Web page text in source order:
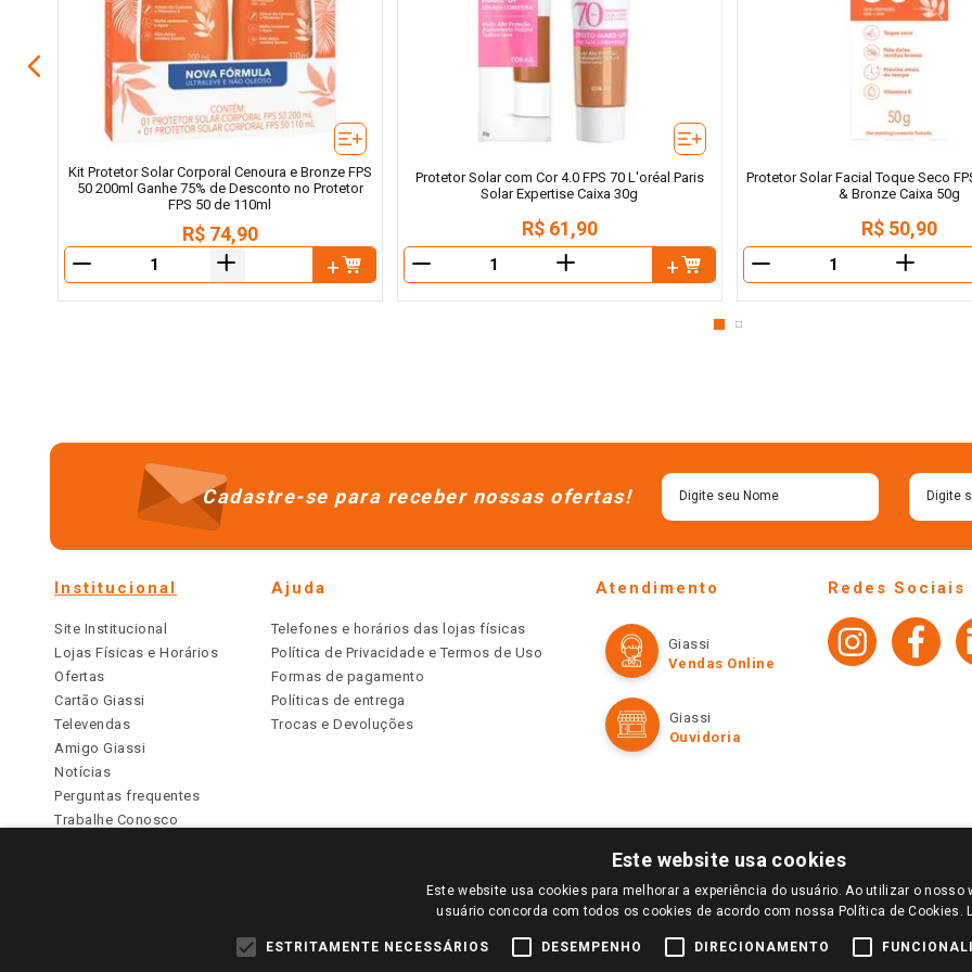
Kit Protetor Solar Corporal Cenoura e Bronze FPS
50 200ml Ganhe 75% de Desconto no Protetor
FPS 50 de 110ml
R$ 74,90
＋
Protetor Solar com Cor 4.0 FPS 70 L'oréal Paris
Solar Expertise Caixa 30g
R$ 61,90
＋
Protetor Solar Facial Toque Seco
& Bronze Caixa 50g
R$ 50,90
＋
Cadastre-se para receber nossas ofertas!
Institucional
Site Institucional
Lojas Físicas e Horários
Ofertas
Cartão Giassi
Televendas
Amigo Giassi
Notícias
Perguntas frequentes
Trabalhe Conosco
Ajuda
Telefones e horários das lojas físicas
Política de Privacidade e Termos de Uso
Formas de pagamento
Políticas de entrega
Trocas e Devoluções
Atendimento
Giassi
Vendas Online
Giassi
Ouvidoria
Redes Sociais
PARA VER OS PREÇOS DA SUA REGIÃO, FAÇA LOGIN E SELECIONE A LOJA DE SUA PREFERÊNCIA. SOMENTE APÓS O LOGIN, OS PREÇOS
TODOS OS PREÇOS E CONDIÇÕES COMERCIAIS DESTE SITE SÃO VÁLIDOS APENAS PARA COMPRAS REALIZADAS NO GIASSI.COM.BR E NA LOJA
DE BUSCAS.
Este website usa cookies
Este website usa cookies para melhorar a experiência do usuário. Ao utilizar o nosso
usuário concorda com todos os cookies de acordo com nossa Política de Cookies.
ESTRITAMENTE NECESSÁRIOS DESEMPENHO DIRECIONAMENTO